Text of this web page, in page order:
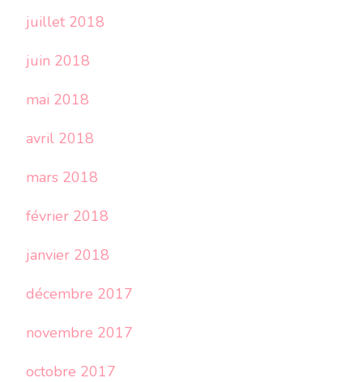
juillet 2018
juin 2018
mai 2018
avril 2018
mars 2018
février 2018
janvier 2018
décembre 2017
novembre 2017
octobre 2017